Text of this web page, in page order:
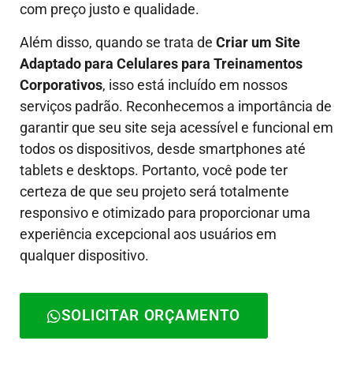
com preço justo e qualidade.
Além disso, quando se trata de Criar um Site
Adaptado para Celulares para Treinamentos
Corporativos, isso está incluído em nossos
serviços padrão. Reconhecemos a importância de
garantir que seu site seja acessível e funcional em
todos os dispositivos, desde smartphones até
tablets e desktops. Portanto, você pode ter
certeza de que seu projeto será totalmente
responsivo e otimizado para proporcionar uma
experiência excepcional aos usuários em
qualquer dispositivo.
SOLICITAR ORÇAMENTO